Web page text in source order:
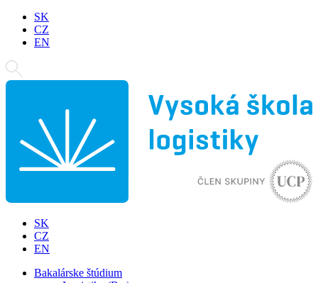
SK
CZ
EN
SK
CZ
EN
Bakalárske štúdium